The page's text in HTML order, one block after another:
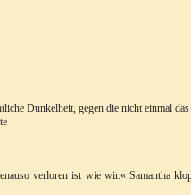
Dunkelheit, gegen die nicht einmal
verloren ist wie wir.« Samantha